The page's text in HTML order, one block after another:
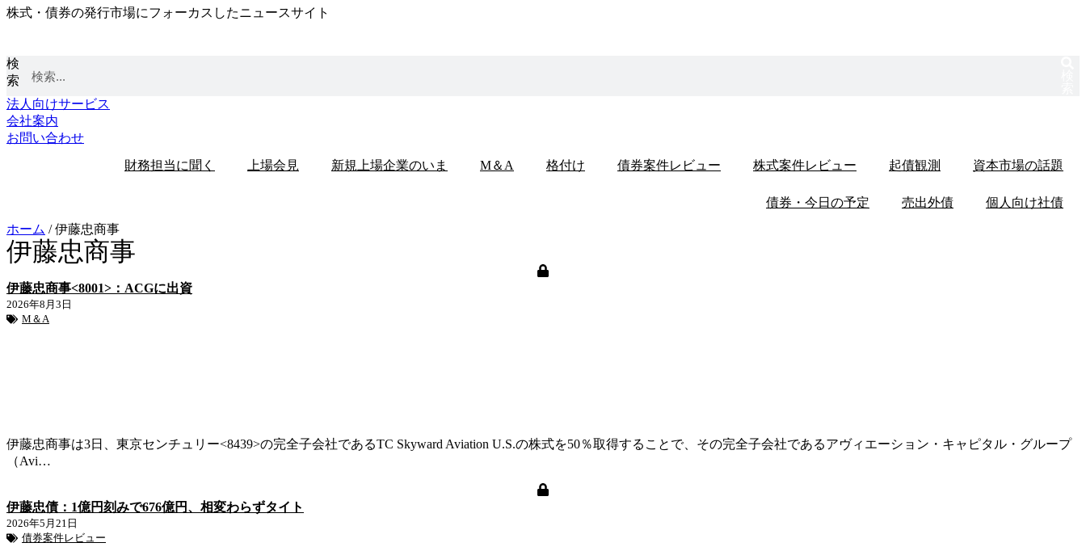
コ
ン
ツ
に
ス
キ
ッ
株式・債券の発行市場にフォーカスしたニュースサイト
検
索
法人向けサービス
会社案内
お問い合わせ
財務担当に聞く
上場会見 新規上場企業のいま M＆A 格付け 債券案件レビュー 株式案件レビュー 起債観測 資本市場の話題
債券・今日の予定 売出外債
個人向け社債
ホーム /伊藤忠商事
伊藤忠商事
伊藤忠商事<8001>：ACGに出資
2026年8月3日
M＆A
伊藤忠商事は3日、東京センチュリー<8439>の完全子会社であるTC Skyward Aviation U.S.の株式を50％取得することで、その完全子会社であるアヴィエーション・キャピタル・グループ
（Avi…
伊藤忠債：1億円刻みで676億円、相変わらずタイト
2026年5月21日
債券案件レビュー